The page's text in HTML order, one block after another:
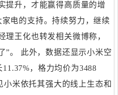
提升，才能赢得高质量的增
电的支持。持续努力，继续
理王化也转发相关微博称，
”。 此外，数据还显示小米空
，格力均价为3488
小米依托其强大的线上生态和